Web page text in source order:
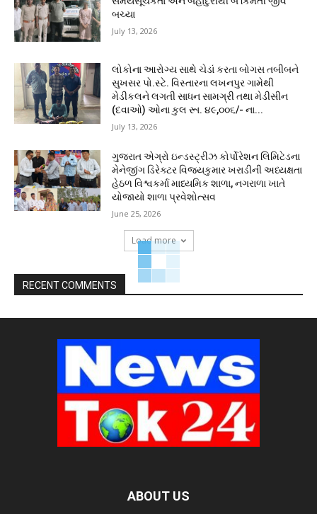
બચ્યા
July 13, 2026
લોકોના આરોગ્ય સાથે ચેડાં કરતા બોગસ તબીબને
સુખસર પો.સ્ટે. વિસ્તારના લખનપુર ગામેથી
મેડીકલને લગતી સાધન સામગ્રી તથા મેડીસીન
(દવાઓ) ઓના કુલ રૂા. ૪૯,૦૦૬/- ના...
July 13, 2026
ગુજરાત એગ્રો ઇન્ડસ્ટ્રીઝ કોર્પોરેશન લિમિટેડના
મેનેજીંગ ડિરેક્ટર વિજયકુમાર ખરાડીની અધ્યક્ષતા
હેઠળ વિશ્વકર્મા માધ્યમિક શાળા, નગરાળા ખાતે
યોજાયો શાળા પ્રવેશોત્સવ
June 25, 2026
Load more
RECENT COMMENTS
ABOUT US